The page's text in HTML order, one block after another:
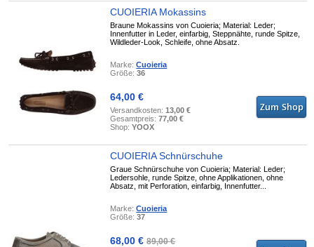
CUOIERIA Mokassins
Braune Mokassins von Cuoieria; Material: Leder;
Innenfutter in Leder, einfarbig, Steppnähte, runde Spitze,
Wildleder-Look, Schleife, ohne Absatz.
Marke:Cuoieria
Größe:36
64,00 €
Versandkosten:13,00 €
Gesamtpreis:77,00 €
Shop:YOOX
CUOIERIA Schnürschuhe
Graue Schnürschuhe von Cuoieria; Material: Leder;
Ledersohle, runde Spitze, ohne Applikationen, ohne
Absatz, mit Perforation, einfarbig, Innenfutter...
Marke:Cuoieria
Größe:37
68,00 €89,00 €